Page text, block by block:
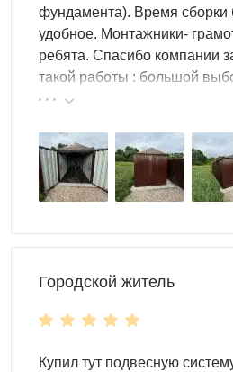
фундамента). Время сборки
удобное. Монтажники-
ребята. Спасибо компании
такой работы : большой
реальные цены.
Городской житель
Купил тут подвесную